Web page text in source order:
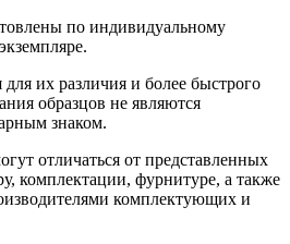
по индивидуальному
их различия и более быстрого
образцов не являются
знаком.
отличаться от представленных
комплектации, фурнитуре, а также
комплектующих и